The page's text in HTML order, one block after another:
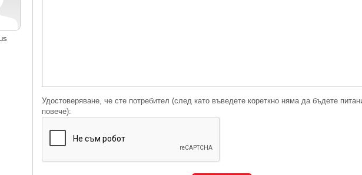
Удостоверяване, че сте потребител (след като въведете кореткно няма да бъдете
повече):